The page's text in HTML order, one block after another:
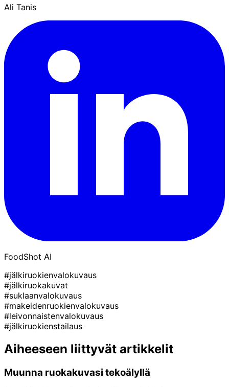
Ali Tanis
FoodShot AI
#jälkiruokienvalokuvaus
#jälkiruokakuvat
#suklaanvalokuvaus
#makeidenruokienvalokuvaus
#leivonnaistenvalokuvaus
#jälkiruokienstailaus
Aiheeseen liittyvät artikkelit
Muunna ruokakuvasi tekoälyllä